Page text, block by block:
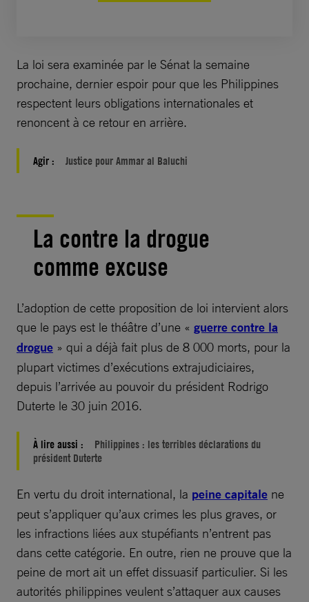
La loi sera examinée par le Sénat la semaine
prochaine, dernier espoir pour que les Philippines
respectent leurs obligations internationales et
renoncent à ce retour en arrière.
Agir : Justice pour Ammar al Baluchi
La contre la drogue
comme excuse
L’adoption de cette proposition de loi intervient alors
que le pays est le théâtre d’une « guerre contre la
drogue » qui a déjà fait plus de 8 000 morts, pour la
plupart victimes d’exécutions extrajudiciaires,
depuis l’arrivée au pouvoir du président Rodrigo
Duterte le 30 juin 2016.
À lire aussi :
Philippines : les terribles déclarations du
président Duterte
En vertu du droit international, la peine capitale ne
peut s’appliquer qu’aux crimes les plus graves, or
les infractions liées aux stupéfiants n’entrent pas
dans cette catégorie. En outre, rien ne prouve que la
peine de mort ait un effet dissuasif particulier. Si les
autorités philippines veulent s’attaquer aux causes